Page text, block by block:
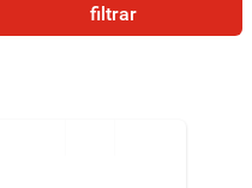
filtrar